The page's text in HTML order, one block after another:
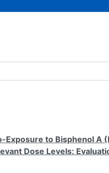
to Bisphenol A
Dose Levels: